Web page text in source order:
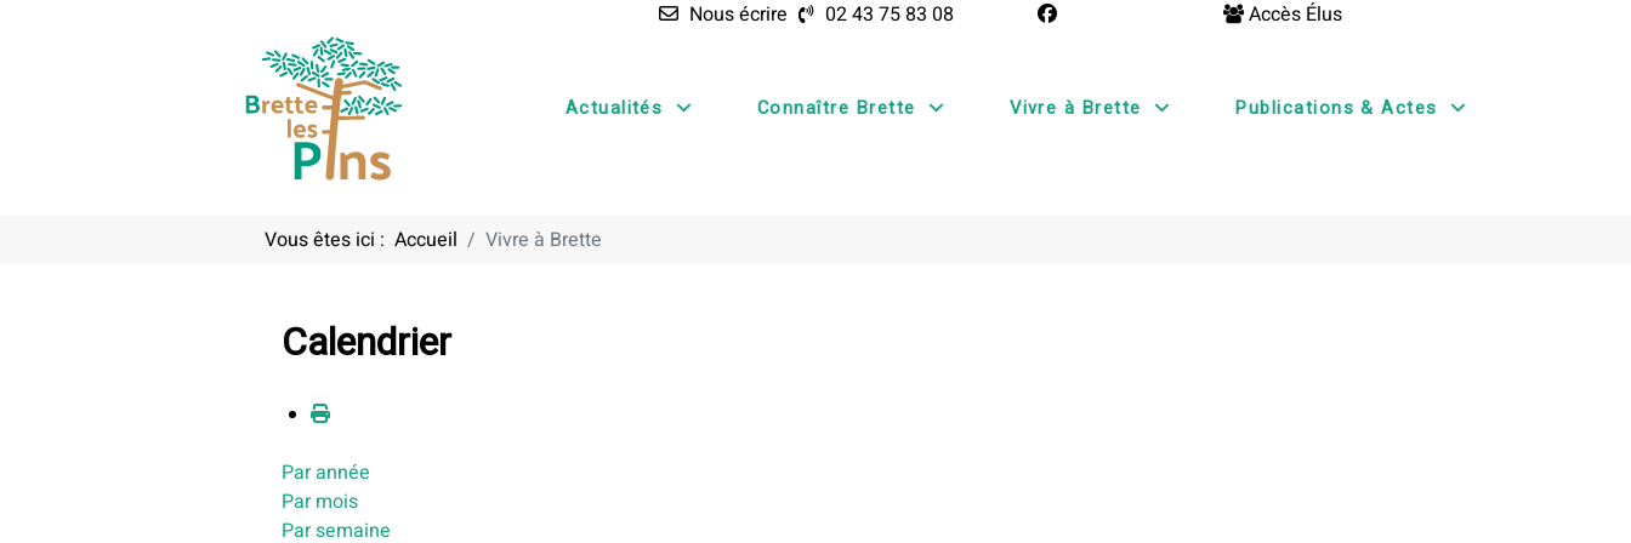
Nous écrire 02 43 75 83 08 Accès Élus
Actualités Connaître Brette Vivre à Brette Publications & Actes
Vous êtes ici : Accueil Vivre à Brette
Calendrier
Par année
Par mois
Par semaine